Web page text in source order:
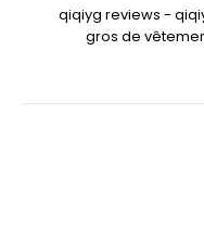
qiqiyg reviews -
gros de